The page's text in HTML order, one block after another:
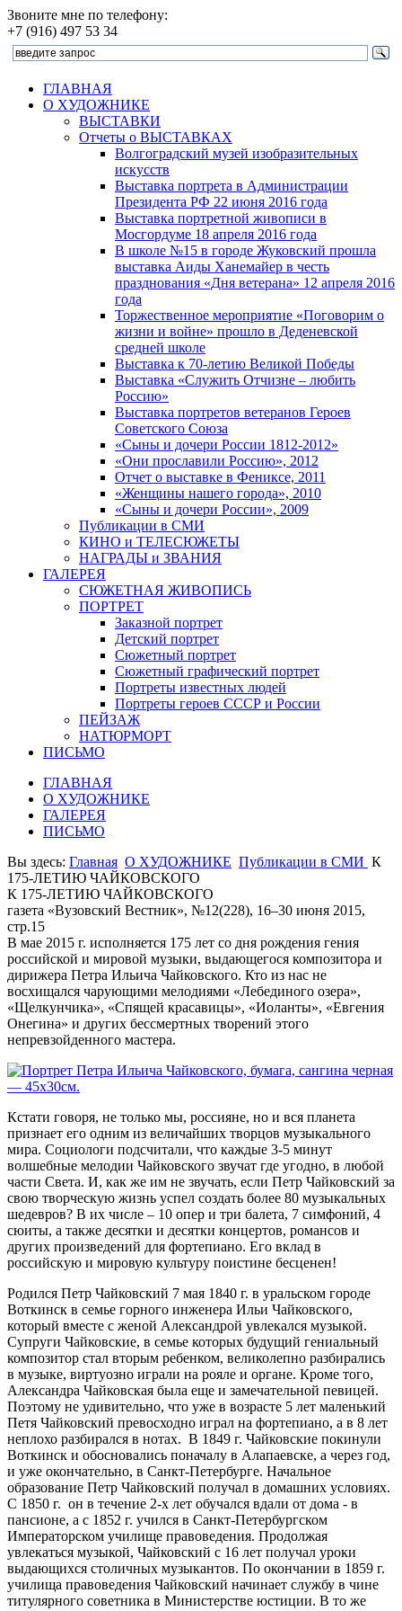
Звоните мне по телефону:
+7 (916) 497 53 34
ГЛАВНАЯ
О ХУДОЖНИКЕ
ВЫСТАВКИ
Отчеты о ВЫСТАВКАХ
Волгоградский музей изобразительных
искусств
Выставка портрета в Администрации
Президента РФ 22 июня 2016 года
Выставка портретной живописи в
Мосгордуме 18 апреля 2016 года
В школе №15 в городе Жуковский прошла
выставка Аиды Ханемайер в честь
празднования «Дня ветерана» 12 апреля 2016
года
Торжественное мероприятие «Поговорим о
жизни и войне» прошло в Деденевской
средней школе
Выставка к 70-летию Великой Победы
Выставка «Служить Отчизне – любить
Россию»
Выставка портретов ветеранов Героев
Советского Союза
«Сыны и дочери России 1812-2012»
«Они прославили Россию», 2012
Отчет о выставке в Фениксе, 2011
«Женщины нашего города», 2010
«Сыны и дочери России», 2009
Публикации в СМИ
КИНО и ТЕЛЕСЮЖЕТЫ
НАГРАДЫ и ЗВАНИЯ
ГАЛЕРЕЯ
СЮЖЕТНАЯ ЖИВОПИСЬ
ПОРТРЕТ
Заказной портрет
Детский портрет
Сюжетный портрет
Сюжетный графический портрет
Портреты известных людей
Портреты героев СССР и России
ПЕЙЗАЖ
НАТЮРМОРТ
ПИСЬМО
ГЛАВНАЯ
О ХУДОЖНИКЕ
ГАЛЕРЕЯ
ПИСЬМО
Вы здесь: Главная О ХУДОЖНИКЕ Публикации в СМИ К
175-ЛЕТИЮ ЧАЙКОВСКОГО
К 175-ЛЕТИЮ ЧАЙКОВСКОГО
газета «Вузовский Вестник», №12(228), 16–30 июня 2015,
стр.15
В мае 2015 г. исполняется 175 лет со дня рождения гения
российской и мировой музыки, выдающегося композитора и
дирижера Петра Ильича Чайковского. Кто из нас не
восхищался чарующими мелодиями «Лебединого озера»,
«Щелкунчика», «Спящей красавицы», «Иоланты», «Евгения
Онегина» и других бессмертных творений этого
непревзойденного мастера.
Кстати говоря, не только мы, россияне, но и вся планета
признает его одним из величайших творцов музыкального
мира. Социологи подсчитали, что каждые 3-5 минут
волшебные мелодии Чайковского звучат где угодно, в любой
части Света. И, как же им не звучать, если Петр Чайковский за
свою творческую жизнь успел создать более 80 музыкальных
шедевров? В их числе – 10 опер и три балета, 7 симфоний, 4
сюиты, а также десятки и десятки концертов, романсов и
других произведений для фортепиано. Его вклад в
российскую и мировую культуру поистине бесценен!
Родился Петр Чайковский 7 мая 1840 г. в уральском городе
Воткинск в семье горного инженера Ильи Чайковского,
который вместе с женой Александрой увлекался музыкой.
Супруги Чайковские, в семье которых будущий гениальный
композитор стал вторым ребенком, великолепно разбирались
в музыке, виртуозно играли на рояле и органе. Кроме того,
Александра Чайковская была еще и замечательной певицей.
Поэтому не удивительно, что уже в возрасте 5 лет маленький
Петя Чайковский превосходно играл на фортепиано, а в 8 лет
неплохо разбирался в нотах. В 1849 г. Чайковские покинули
Воткинск и обосновались поначалу в Алапаевске, а через год,
и уже окончательно, в Санкт-Петербурге. Начальное
образование Петр Чайковский получал в домашних условиях.
С 1850 г. он в течение 2-х лет обучался вдали от дома - в
пансионе, а с 1852 г. учился в Санкт-Петербургском
Императорском училище правоведения. Продолжая
увлекаться музыкой, Чайковский с 16 лет получал уроки
выдающихся столичных музыкантов. По окончании в 1859 г.
училища правоведения Чайковский начинает службу в чине
титулярного советника в Министерстве юстиции. В то же